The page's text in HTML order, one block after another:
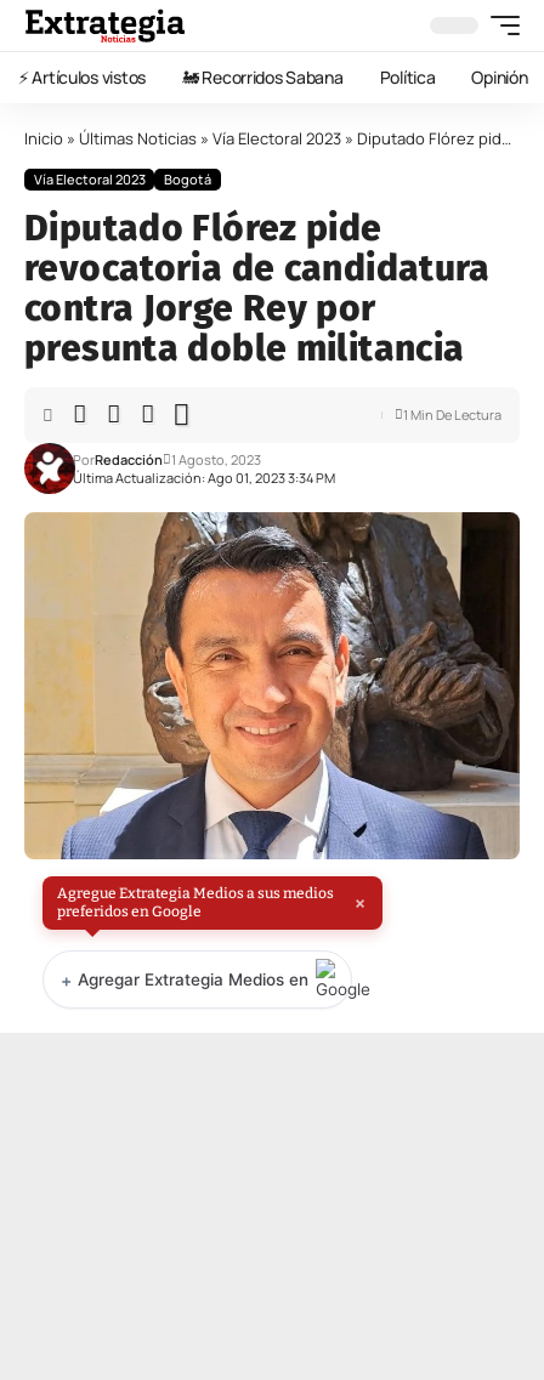
⚡️ Artículos vistos 🚂 Recorridos Sabana Política Opinión
Inicio » Últimas Noticias » Vía Electoral 2023 » Diputado Flórez pide revocatoria de candidatura contra Jorge Rey por presunta doble militancia
Vía Electoral 2023 Bogotá
Diputado Flórez pide
revocatoria de candidatura
contra Jorge Rey por
presunta doble militancia
Última Actualización: Ago 01, 2023 3:34 PM
PorRedacción 1 Agosto, 2023
1 Min De Lectura
Agregue Extrategia Medios a sus medios
preferidos en Google
×
+ Agregar Extrategia Medios en